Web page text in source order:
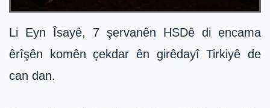
Li Eyn Îsayê, 7 şervanên HSDê di encama
êrîşên komên çekdar ên girêdayî Tirkiyê de
can dan.